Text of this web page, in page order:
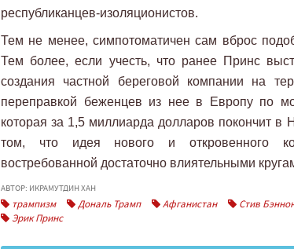
республиканцев-изоляционистов.
Тем не менее, симпотоматичен сам вброс
Тем более, если учесть, что ранее Принс
создания частной береговой компании на
переправкой беженцев из нее в Европу по
которая за 1,5 миллиарда долларов покончит в
том, что идея нового и откровенного
востребованной достаточно влиятельными
АВТОР: ИКРАМУТДИН ХАН
трампизм Дональ Трамп Афганистан Стив
Эрик Принс